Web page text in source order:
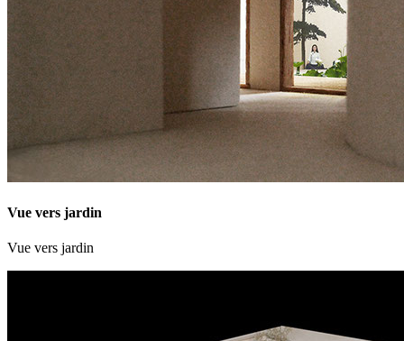
Vue vers jardin
Vue vers jardin